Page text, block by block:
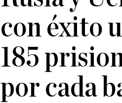
con éxito
185
por cada